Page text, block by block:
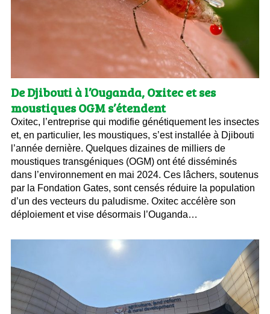
De Djibouti à l’Ouganda, Oxitec et ses
moustiques OGM s’étendent
Oxitec, l’entreprise qui modifie génétiquement les insectes
et, en particulier, les moustiques, s’est installée à Djibouti
l’année dernière. Quelques dizaines de milliers de
moustiques transgéniques (OGM) ont été disséminés
dans l’environnement en mai 2024. Ces lâchers, soutenus
par la Fondation Gates, sont censés réduire la population
d’un des vecteurs du paludisme. Oxitec accélère son
déploiement et vise désormais l’Ouganda…